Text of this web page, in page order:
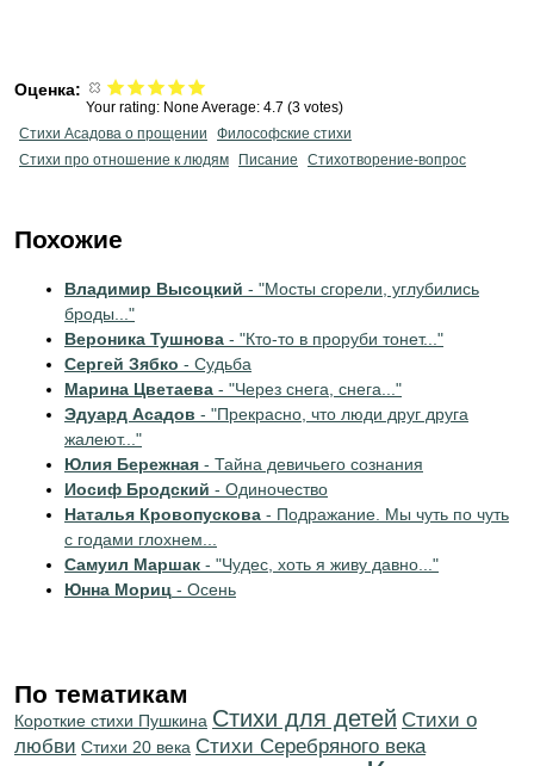
Оценка:
Your rating: None Average: 4.7 (3 votes)
Стихи Асадова о прощении
Философские стихи
Стихи про отношение к людям
Писание Стихотворение-вопрос
Похожие
Владимир Высоцкий - "Мосты сгорели, углубились
броды..."
Вероника Тушнова - "Кто-то в проруби тонет..."
Сергей Зябко - Судьба
Марина Цветаева - "Через снега, снега..."
Эдуард Асадов - "Прекрасно, что люди друг друга
жалеют..."
Юлия Бережная - Тайна девичьего сознания
Иосиф Бродский - Одиночество
Наталья Кровопускова - Подражание. Мы чуть по чуть
с годами глохнем...
Самуил Маршак - "Чудес, хоть я живу давно..."
Юнна Мориц - Осень
По тематикам
Короткие стихи Пушкина Стихи для детей Стихи о
любви Стихи 20 века Cтихи Серебряного века